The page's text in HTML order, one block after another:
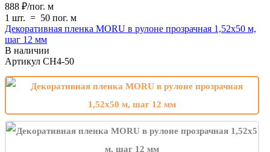
888 ₽/пог. м
1 шт. = 50 пог. м
Декоративная пленка MORU в рулоне прозрачная 1,52х50 м,
шаг 12 мм
В наличии
Артикул CH4-50